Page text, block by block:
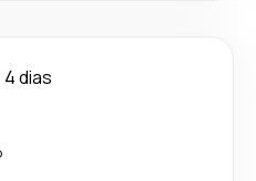
4 dias